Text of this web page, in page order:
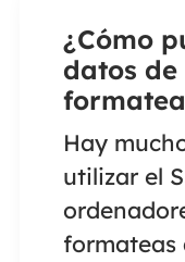
¿Cómo
datos de
Hay
utilizar el
formateas